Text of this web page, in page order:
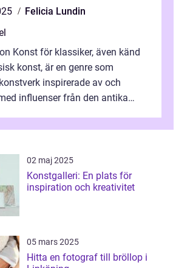
Felicia Lundin
Konst för klassiker, även känd
konst, är en genre som
inspirerade av och
influenser från den antika
02 maj 2025
Konstgalleri: En plats för
inspiration och kreativitet
05 mars 2025
Hitta en fotograf till bröllop i